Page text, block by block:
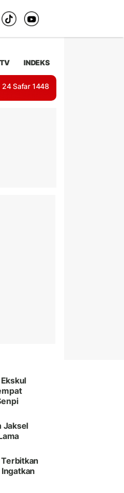
TV INDEKS
24 Safar 1448
Jaksel